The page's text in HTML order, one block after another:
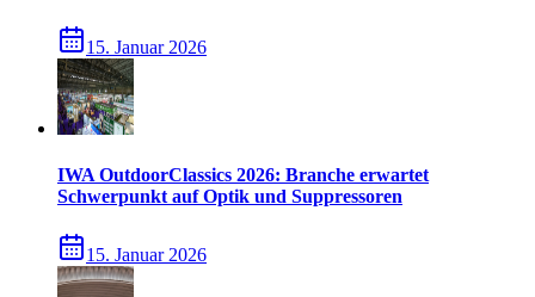
15. Januar 2026
IWA OutdoorClassics 2026: Branche erwartet
Schwerpunkt auf Optik und Suppressoren
15. Januar 2026